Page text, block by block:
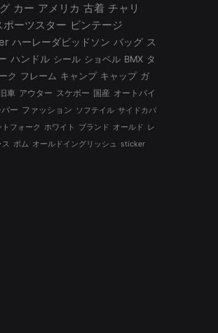
カー アメリカ 古着 チャリ
ポーツスター ビンテージ
ハーレーダビッドソン バッグ ス
ハンドル シール ショベル BMX タ
ク フレーム キャンプ キャップ ガ
旧車 アウター スケボー 国産 オートバイ
ー ファッション ソフテイル サイドカバ
トフォーク ホワイト ブランド オールド レ
ス ボム オールドイングリッシュ sticker